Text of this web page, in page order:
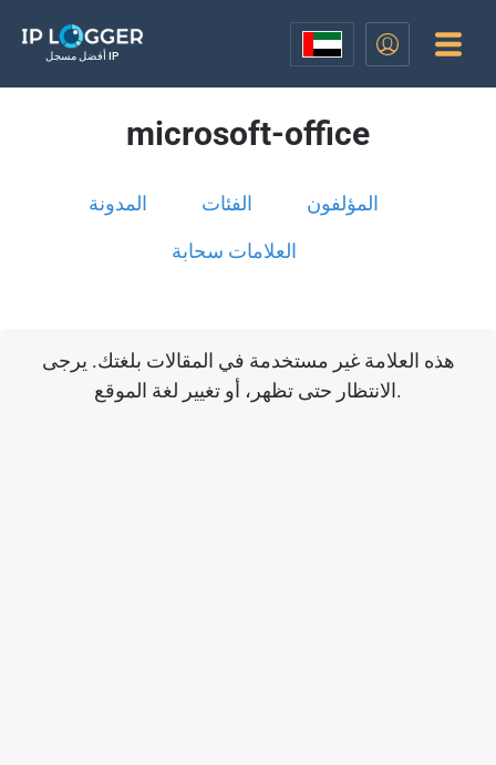
أفضل مسجل IP
microsoft-office
المدونة الفئات المؤلفون
العلامات سحابة